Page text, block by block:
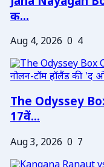
क...
Aug 4, 2026 0 4
The Odyssey
17वें...
Aug 3, 2026 0 7